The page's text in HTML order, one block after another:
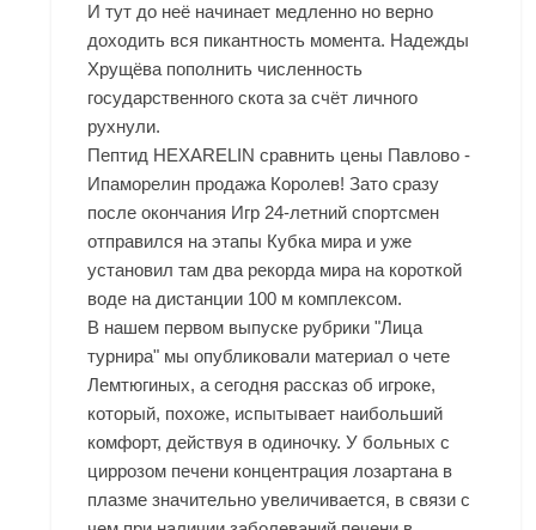
И тут до неё начинает медленно но верно
доходить вся пикантность момента. Надежды
Хрущёва пополнить численность
государственного скота за счёт личного
рухнули.
Пептид HEXARELIN сравнить цены Павлово -
Ипаморелин продажа Королев! Зато сразу
после окончания Игр 24-летний спортсмен
отправился на этапы Кубка мира и уже
установил там два рекорда мира на короткой
воде на дистанции 100 м комплексом.
В нашем первом выпуске рубрики "Лица
турнира" мы опубликовали материал о чете
Лемтюгиных, а сегодня рассказ об игроке,
который, похоже, испытывает наибольший
комфорт, действуя в одиночку. У больных с
циррозом печени концентрация лозартана в
плазме значительно увеличивается, в связи с